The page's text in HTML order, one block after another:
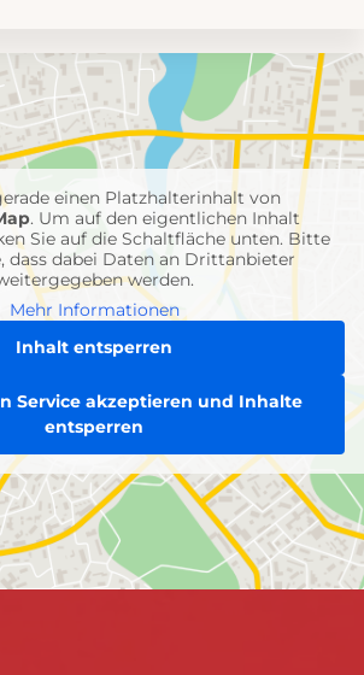
einen Platzhalterinhalt von
. Um auf den eigentlichen Inhalt
Sie auf die Schaltfläche unten. Bitte
dass dabei Daten an Drittanbieter
werden.
Mehr Informationen
Inhalt entsperren
Service akzeptieren und Inhalte
entsperren